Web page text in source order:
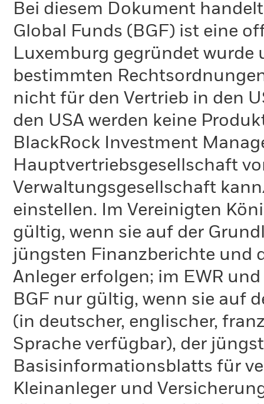
Bei diesem Dokument
Global Funds (BGF) ist eine
Luxemburg gegründet
bestimmten
nicht für den Vertrieb in den
den USA werden keine
BlackRock Investment
Hauptvertriebsgesellschaft
Verwaltungsgesellschaft
einstellen. Im Vereinigten
gültig, wenn sie auf der
jüngsten Finanzberichte und
Anleger erfolgen; im EWR
BGF nur gültig, wenn sie auf
(in deutscher, englischer,
Sprache verfügbar), der
Basisinformationsblatts für
Kleinanleger und